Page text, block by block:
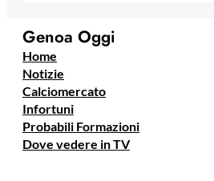
Genoa Oggi
Home
Notizie
Calciomercato
Infortuni
Probabili Formazioni
Dove vedere in TV